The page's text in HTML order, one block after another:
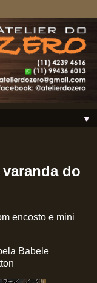
▼
do
encosto e mini
Babele